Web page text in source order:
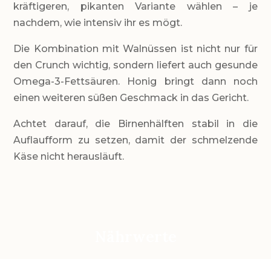
kräftigeren, pikanten Variante wählen – je
nachdem, wie intensiv ihr es mögt.
Die Kombination mit Walnüssen ist nicht nur für
den Crunch wichtig, sondern liefert auch gesunde
Omega-3-Fettsäuren. Honig bringt dann noch
einen weiteren süßen Geschmack in das Gericht.
Achtet darauf, die Birnenhälften stabil in die
Auflaufform zu setzen, damit der schmelzende
Käse nicht herausläuft.